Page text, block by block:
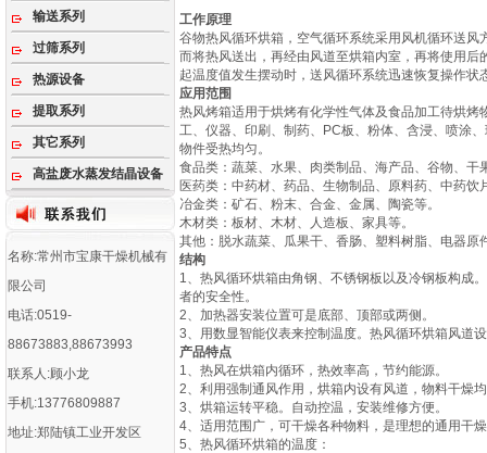
输送系列
过筛系列
热源设备
提取系列
其它系列
高盐废水蒸发结晶设备
名称:常州市宝康干燥机械有
限公司
电话:0519-
88673883,88673993
联系人:顾小龙
手机:13776809887
地址:郑陆镇工业开发区
工作原理
谷物热风循环烘箱，空气循环系统采用风机循环送
而将热风送出，再经由风道至烘箱内室，再将使用
起温度值发生摆动时，送风循环系统迅速恢复操作状
应用范围
热风烤箱适用于烘烤有化学性气体及食品加工待烘
工、仪器、印刷、制药、PC板、粉体、含浸、喷涂
物件受热均匀。
食品类‌：蔬菜、水果、肉类制品、海产品、谷物、干
医药类‌：中药材、药品、生物制品、原料药、中药
‌冶金类‌：矿石、粉末、合金、金属、陶瓷等‌。
‌木材类‌：板材、木材、人造板、家具等‌。
其他‌：脱水蔬菜、瓜果干、香肠、塑料树脂、电器原
结构
1、热风循环烘箱由角钢、不锈钢板以及冷钢板构成
者的安全性。
2、加热器安装位置可是底部、顶部或两侧。
3、用数显智能仪表来控制温度。热风循环烘箱风道
产品特点
1、热风在烘箱内循环，热效率高，节约能源。
2、利用强制通风作用，烘箱内设有风道，物料干燥
3、烘箱运转平稳。自动控温，安装维修方便。
4、适用范围广，可干燥各种物料，是理想的通用干
5、热风循环烘箱的温度：